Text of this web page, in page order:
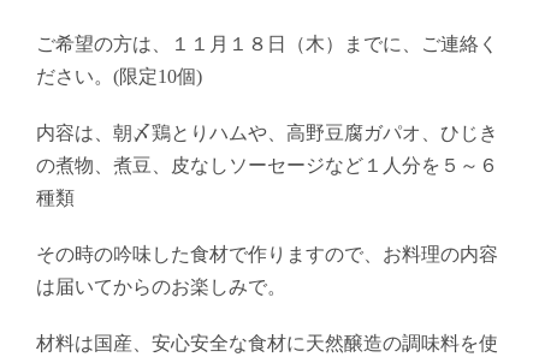
ご希望の方は、１１月１８日（木）までに、ご連絡く
ださい。(限定10個)
内容は、朝〆鶏とりハムや、高野豆腐ガパオ、ひじき
の煮物、煮豆、皮なしソーセージなど１人分を５～６
種類
その時の吟味した食材で作りますので、お料理の内容
は届いてからのお楽しみで。
材料は国産、安心安全な食材に天然醸造の調味料を使